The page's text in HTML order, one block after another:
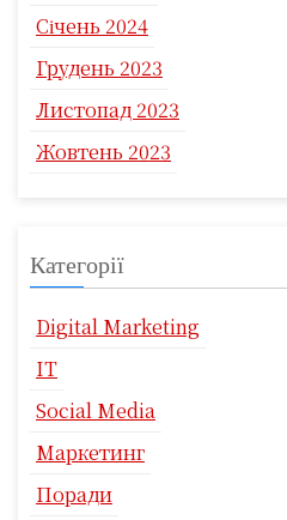
Січень 2024
Грудень 2023
Листопад 2023
Жовтень 2023
Категорії
Digital Marketing
IT
Social Media
Маркетинг
Поради